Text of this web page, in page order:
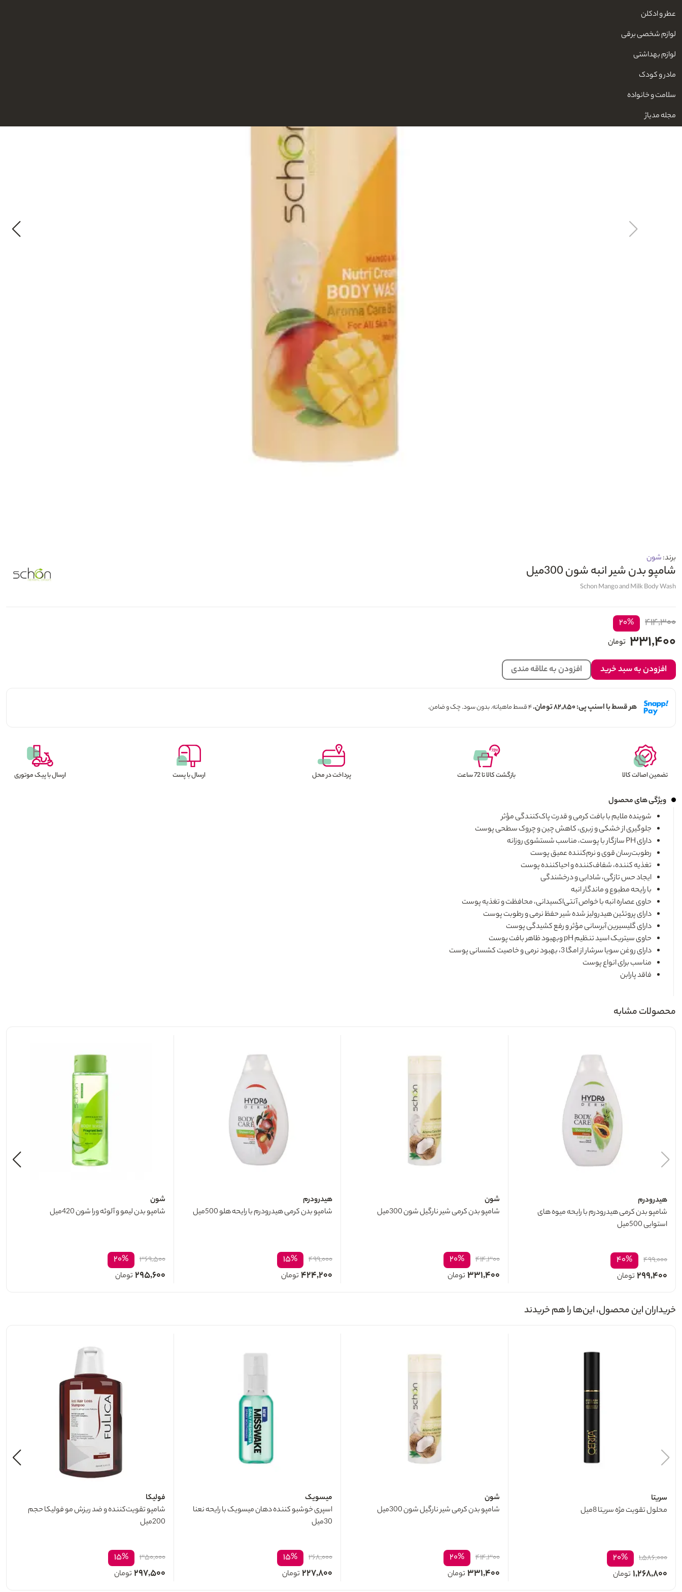
عطر و ادکلن
لوازم شخصی برقی
لوازم بهداشتی
مادر و کودک
سلامت و خانواده
مجله مدیاژ
برند:شون
شامپو بدن شیر انبه شون 300میل
Schon Mango and Milk Body Wash
۴۱۴,۳۰۰ ۲۰%
۳۳۱,۴۰۰ تومان
افزودن به سبد خرید افزودن به علاقه مندی
هر قسط با اسنپ پی: ۸۲,۸۵۰ تومان. ۴ قسط ماهیانه. بدون سود. چک و ضامن.
تضمین اصالت کالا بازگشت کالا تا 72 ساعت پرداخت در محل ارسال با پست ارسال با پیک موتوری
ویژگی های محصول
شوینده ملایم با بافت کرمی و قدرت پاک‌کنندگی مؤثر
جلوگیری از خشکی و زبری، کاهش چین و چروک سطحی پوست
دارای PH سازگار با پوست، مناسب شستشوی روزانه
رطوبت‌رسان قوی و نرم‌کننده عمیق پوست
تغذیه کننده، شفاف‌کننده و احیاکننده پوست
ایجاد حس تازگی، شادابی و درخشندگی
با رایحه مطبوع و ماندگار انبه
حاوی عصاره انبه با خواص آنتی‌اکسیدانی، محافظت و تغذیه پوست
دارای پروتئین هیدرولیز شده شیر حفظ نرمی و رطوبت پوست
دارای گلیسیرین آبرسانی مؤثر و رفع کشیدگی پوست
حاوی سیتریک اسید تنظیم pH وبهبود ظاهر بافت پوست
دارای روغن سویا سرشار از امگا 3، بهبود نرمی و خاصیت کشسانی پوست
مناسب برای انواع پوست
فاقد پارابن
محصولات مشابه
هیدرودرم
شامپو بدن کرمی هیدرودرم با رایحه میوه های
استوایی 500میل
۴۹۹,۰۰۰ ۴۰%
۲۹۹,۴۰۰ تومان
شون
شامپو بدن کرمی شیر نارگیل شون 300میل
۴۱۴,۳۰۰ ۲۰%
۳۳۱,۴۰۰ تومان
هیدرودرم
شامپو بدن کرمی هیدرودرم با رایحه هلو 500میل
۴۹۹,۰۰۰ ۱۵%
۴۲۴,۲۰۰ تومان
شون
شامپو بدن لیمو و آلوئه‌ ورا شون 420میل
۳۶۹,۵۰۰ ۲۰%
۲۹۵,۶۰۰ تومان
خریداران این محصول، این‌ها را هم خریدند
سریتا
محلول تقویت مژه سریتا 8میل
۱,۵۸۶,۰۰۰ ۲۰%
۱,۲۶۸,۸۰۰ تومان
شون
شامپو بدن کرمی شیر نارگیل شون 300میل
۴۱۴,۳۰۰ ۲۰%
۳۳۱,۴۰۰ تومان
میسویک
اسپری خوشبو کننده دهان میسویک با رایحه نعنا
30میل
۲۶۸,۰۰۰ ۱۵%
۲۲۷,۸۰۰ تومان
فولیکا
شامپو تقویت‌کننده و ضد ریزش مو فولیکا حجم
200میل
۳۵۰,۰۰۰ ۱۵%
۲۹۷,۵۰۰ تومان